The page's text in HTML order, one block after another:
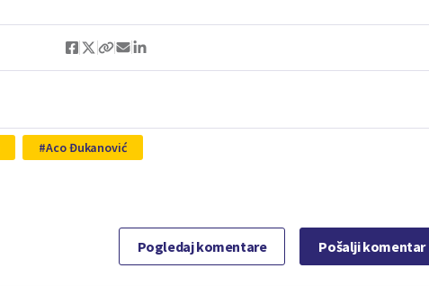
Aco Đukanović
Pogledaj komentare Pošalji komentar